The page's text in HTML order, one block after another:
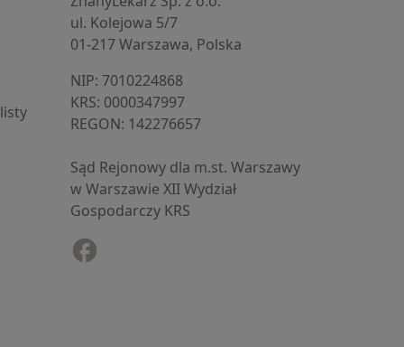
ul. Kolejowa 5/7
01-217 Warszawa, Polska
NIP: ⁠7010224868
KRS: ⁠0000347997
REGON: ⁠142276657
Sąd Rejonowy dla m.st. Warszawy
w Warszawie XII Wydział
Gospodarczy KRS